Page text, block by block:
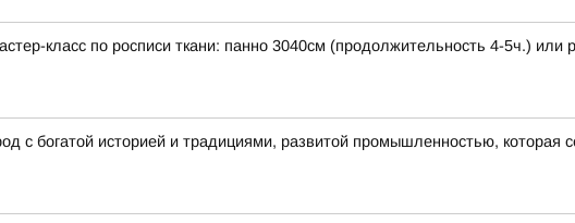
класс по росписи ткани: панно 3040см (продолжительность 4-5ч.)
с богатой историей и традициями, развитой промышленностью, которая